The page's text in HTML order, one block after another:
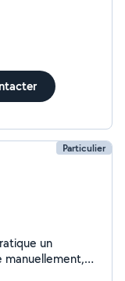
Particulier
un
manuellement,